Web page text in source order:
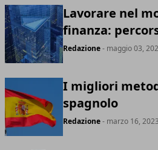
Lavorare nel
finanza:
Redazione- maggio 03,
I migliori
spagnolo
Redazione- marzo 16, 2023